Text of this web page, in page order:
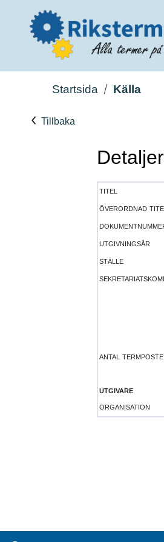
Startsida Källa
Tillbaka
titel
överordnad
utgivningsår
ställe
antal
utgivare
organisation